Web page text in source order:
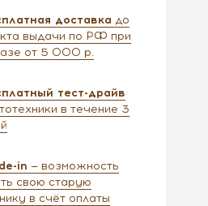
доставка до
выдачи по РФ при
от 5 000 р.
тест-драйв
в течение 3
in — возможность
свою старую
в счёт оплаты